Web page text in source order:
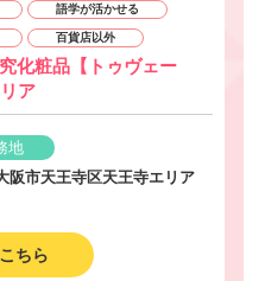
語学が活かせる
百貨店以外
化粧品【トゥヴェー
ア
地
阪市天王寺区天王寺エリア
ちら